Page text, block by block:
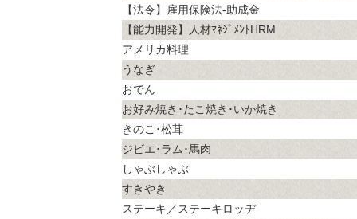
【法令】雇用保険法-助成金
【能力開発】人材ﾏﾈｼﾞﾒﾝﾄHRM
アメリカ料理
うなぎ
おでん
お好み焼き･たこ焼き･いか焼き
きのこ･松茸
ジビエ･ラム･馬肉
しゃぶしゃぶ
すきやき
ステーキ／ステーキロッヂ